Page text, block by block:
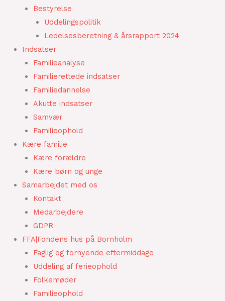
Bestyrelse
Uddelingspolitik
Ledelsesberetning & årsrapport 2024
Indsatser
Familieanalyse
Familierettede indsatser
Familiedannelse
Akutte indsatser
Samvær
Familieophold
Kære familie
Kære forældre
Kære børn og unge
Samarbejdet med os
Kontakt
Medarbejdere
GDPR
FFA|Fondens hus på Bornholm
Faglig og fornyende eftermiddage
Uddeling af ferieophold
Folkemøder
Familieophold